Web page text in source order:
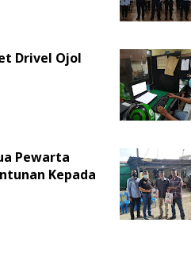
Drivel Ojol
Pewarta
Kepada